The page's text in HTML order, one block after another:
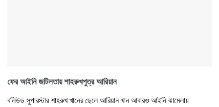
ফের আইনি জটিলতায় শাহরুখপুত্র আরিয়ান
বলিউড সুপারস্টার শাহরুখ খানের ছেলে আরিয়ান খান আবারও আইনি ঝামেলায়